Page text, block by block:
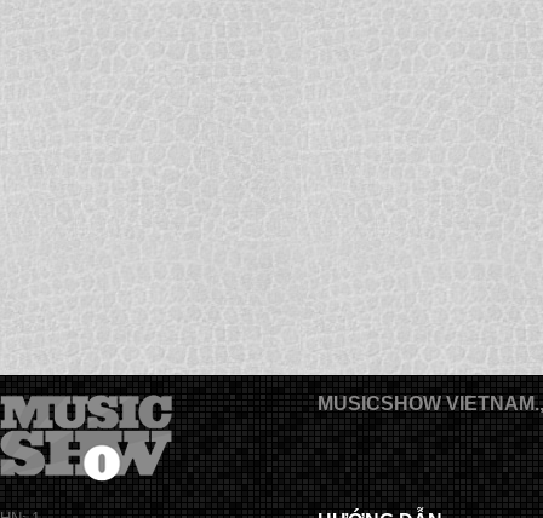
MUSICSHOW VIETNAM.,